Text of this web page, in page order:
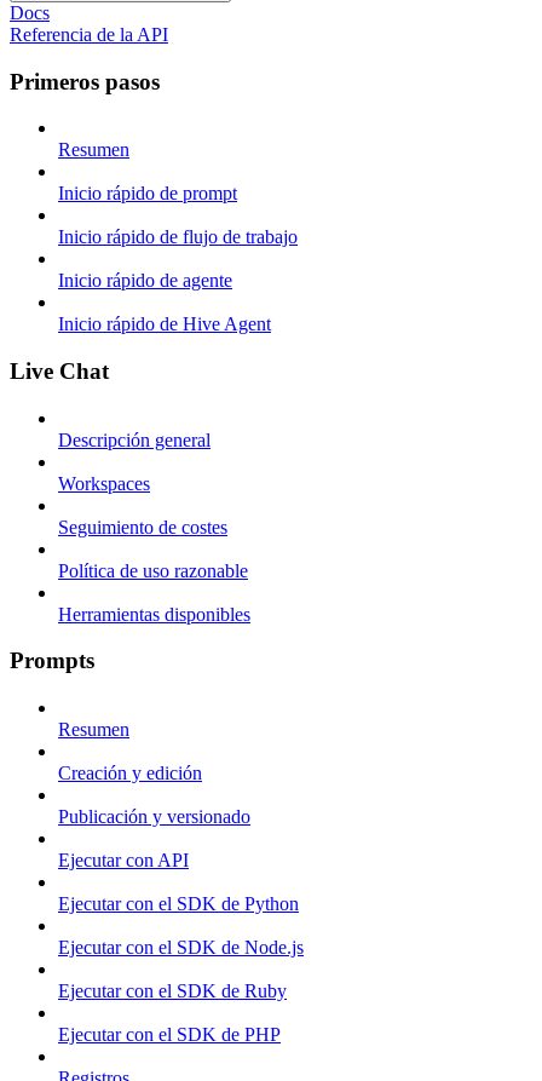
Docs
Referencia de la API
Primeros pasos
Resumen
Inicio rápido de prompt
Inicio rápido de flujo de trabajo
Inicio rápido de agente
Inicio rápido de Hive Agent
Live Chat
Descripción general
Workspaces
Seguimiento de costes
Política de uso razonable
Herramientas disponibles
Prompts
Resumen
Creación y edición
Publicación y versionado
Ejecutar con API
Ejecutar con el SDK de Python
Ejecutar con el SDK de Node.js
Ejecutar con el SDK de Ruby
Ejecutar con el SDK de PHP